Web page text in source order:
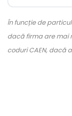
În funcție de
dacă firma are mai
coduri CAEN, dacă